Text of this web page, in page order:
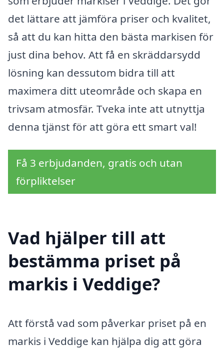
det lättare att jämföra priser och kvalitet,
så att du kan hitta den bästa markisen för
just dina behov. Att få en skräddarsydd
lösning kan dessutom bidra till att
maximera ditt uteområde och skapa en
trivsam atmosfär. Tveka inte att utnyttja
denna tjänst för att göra ett smart val!
Få 3 erbjudanden, gratis och utan
förpliktelser
Vad hjälper till att
bestämma priset på
markis i Veddige?
Att förstå vad som påverkar priset på en
markis i Veddige kan hjälpa dig att göra